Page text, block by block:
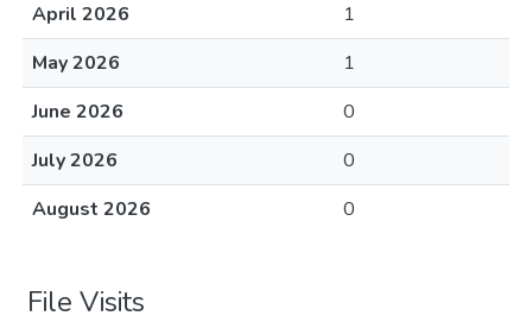
April 2026
1
May 2026
1
June 2026
0
July 2026
0
August 2026
0
File Visits